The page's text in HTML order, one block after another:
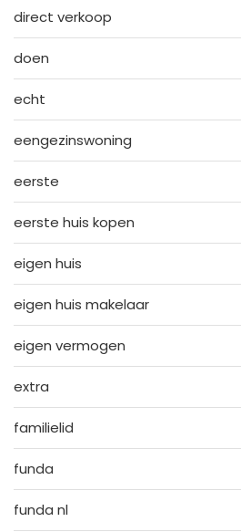
direct verkoop
doen
echt
eengezinswoning
eerste
eerste huis kopen
eigen huis
eigen huis makelaar
eigen vermogen
extra
familielid
funda
funda nl